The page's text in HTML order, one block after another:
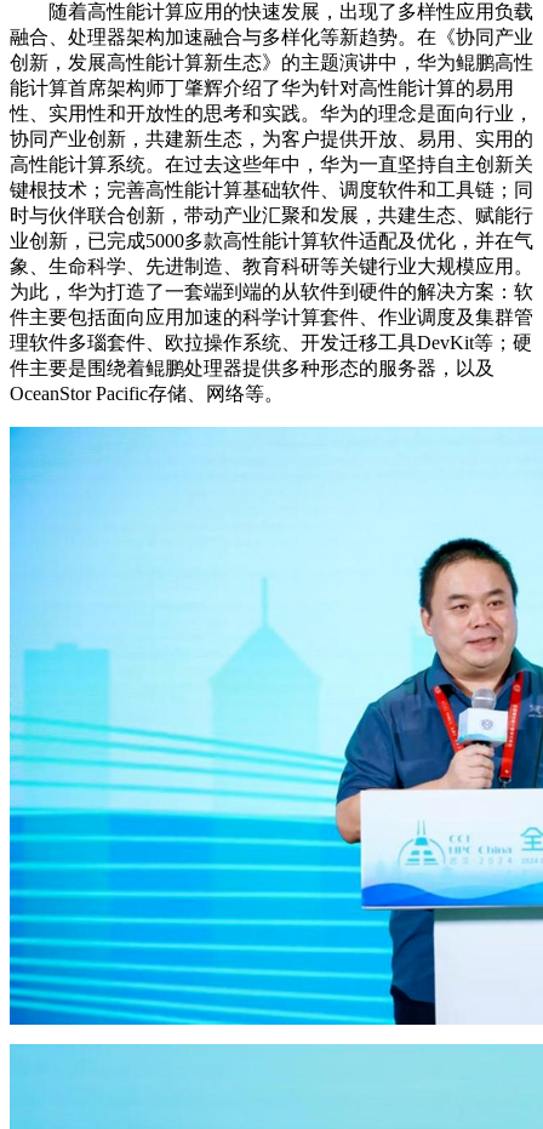
随着高性能计算应用的快速发展，出现了多样性应用负载
融合、处理器架构加速融合与多样化等新趋势。在《协同产业
创新，发展高性能计算新生态》的主题演讲中，华为鲲鹏高性
能计算首席架构师丁肇辉介绍了华为针对高性能计算的易用
性、实用性和开放性的思考和实践。华为的理念是面向行业，
协同产业创新，共建新生态，为客户提供开放、易用、实用的
高性能计算系统。在过去这些年中，华为一直坚持自主创新关
键根技术；完善高性能计算基础软件、调度软件和工具链；同
时与伙伴联合创新，带动产业汇聚和发展，共建生态、赋能行
业创新，已完成5000多款高性能计算软件适配及优化，并在气
象、生命科学、先进制造、教育科研等关键行业大规模应用。
为此，华为打造了一套端到端的从软件到硬件的解决方案：软
件主要包括面向应用加速的科学计算套件、作业调度及集群管
理软件多瑙套件、欧拉操作系统、开发迁移工具DevKit等；硬
件主要是围绕着鲲鹏处理器提供多种形态的服务器，以及
OceanStor Pacific存储、网络等。